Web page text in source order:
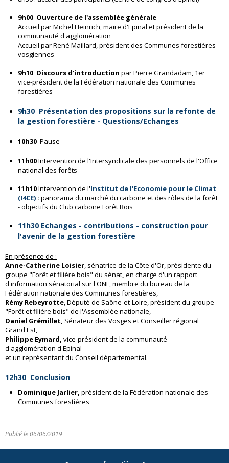
9h00 Ouverture de l'assemblée générale
Accueil par Michel Heinrich, maire d'Epinal et président de la
communauté d'agglomération
Accueil par René Maillard, président des Communes forestières
vosgiennes
9h10 Discours d'introduction par Pierre Grandadam, 1er
vice-président de la Fédération nationale des Communes
forestières
9h30 Présentation des propositions sur la refonte de
la gestion forestière - Questions/Echanges
10h30 Pause
11h00Intervention de l'Intersyndicale des personnels de l'Office
national des forêts
11h10Intervention de l'Institut de l'Economie pour le Climat
(I4CE) : panorama du marché du carbone et des rôles de la forêt
- objectifs du Club carbone Forêt Bois
11h30 Echanges - contributions - construction pour
l'avenir de la gestion forestière
En présence de :
Anne-Catherine Loisier, sénatrice de la Côte d'Or, présidente du
groupe "Forêt et filière bois" du sénat, en charge d'un rapport
d'information sénatorial sur l'ONF, membre du bureau de la
Fédération nationale des Communes forestières,
Rémy Rebeyrotte, Député de Saône-et-Loire, président du groupe
"Forêt et filière bois" de l'Assemblée nationale,
Daniel Grémillet, Sénateur des Vosges et Conseiller régional
Grand Est,
Philippe Eymard, vice-président de la communauté
d'agglomération d'Epinal
et un représentant du Conseil départemental.
12h30 Conclusion
Dominique Jarlier, président de la Fédération nationale des
Communes forestières
Publié le 06/06/2019